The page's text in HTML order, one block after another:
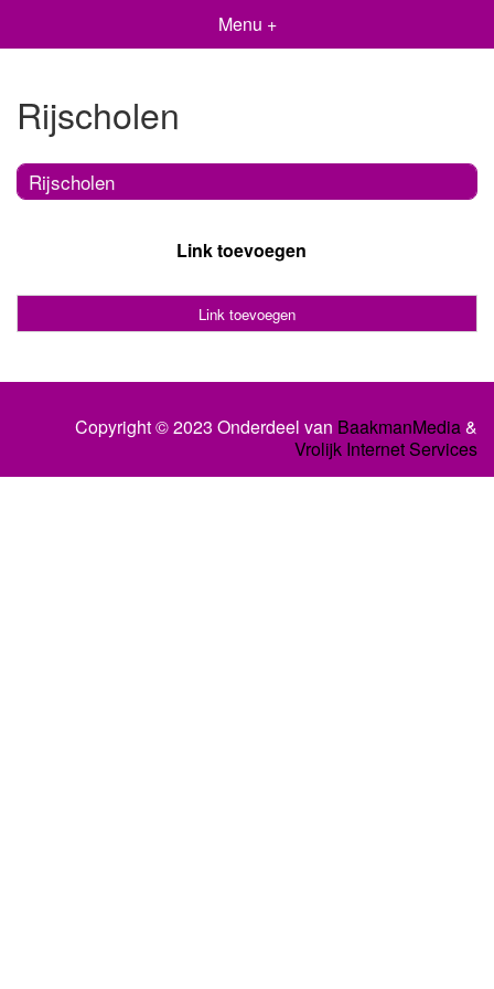
Menu +
Rijscholen
Rijscholen
Link toevoegen
Link toevoegen
Copyright © 2023 Onderdeel van BaakmanMedia&
Vrolijk Internet Services